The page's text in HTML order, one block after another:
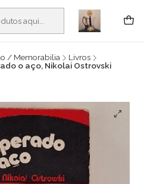
e antiguidades em Viana do
mais
/ Memorabilia
Livros
o aço, Nikolai Ostrovski